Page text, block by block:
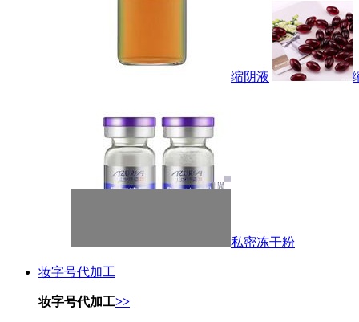
缩阴液
私密冻干粉
妆字号代加工
妆字号代加工>>